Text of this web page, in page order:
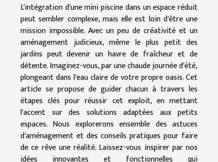
L'intégration d'une mini piscine dans un espace réduit
peut sembler complexe, mais elle est loin d'être une
mission impossible. Avec un peu de créativité et un
aménagement judicieux, même le plus petit des
jardins peut devenir un havre de fraîcheur et de
détente. Imaginez-vous, par une chaude journée d'été,
plongeant dans l'eau claire de votre propre oasis. Cet
article se propose de guider chacun à travers les
étapes clés pour réussir cet exploit, en mettant
l'accent sur des solutions adaptées aux petits
espaces. Nous explorerons ensemble des astuces
d'aménagement et des conseils pratiques pour faire
de ce rêve une réalité. Laissez-vous inspirer par nos
idées innovantes et fonctionnelles qui